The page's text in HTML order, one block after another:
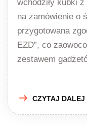
wchodziły kubki
na zamówienie o
przygotowana
EZD”, co
zestawem
CZYTAJ DALEJ